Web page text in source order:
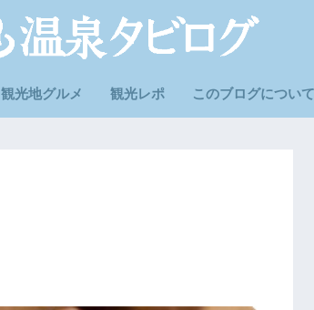
観光地グルメ 観光レポ このブログについて